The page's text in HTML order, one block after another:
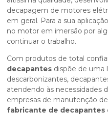
decapagem de motores
em geral. Para a sua
no motor em imersão por
continuar o trabalho.
Com produtos de total
decapantes dispõe de uma
descarbonizantes,
atendendo às necessidades
empresas de manutenção
fabricante de decapantes